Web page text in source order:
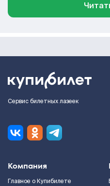
Сервис билетных лазеек
Компания
Главное о Купибилете